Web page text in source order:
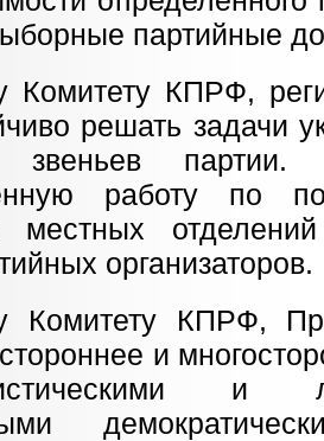
партийные
Комитету КПРФ,
решать задачи
партии.
работу по
местных
организаторов.
Комитету КПРФ,
и
и